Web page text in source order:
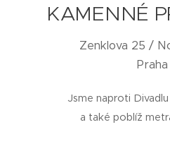
KAMENNÉ
Zenklova 25 /
Jsme naproti
a také poblíž